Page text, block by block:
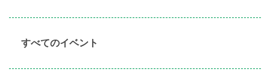
すべてのイベント